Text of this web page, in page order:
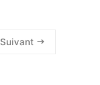
Suivant